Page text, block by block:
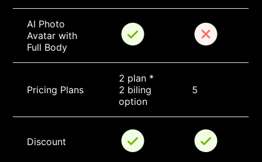
AI Photo
Avatar with
Full Body
Pricing Plans
2 plan *
2 biling
option
5
Discount